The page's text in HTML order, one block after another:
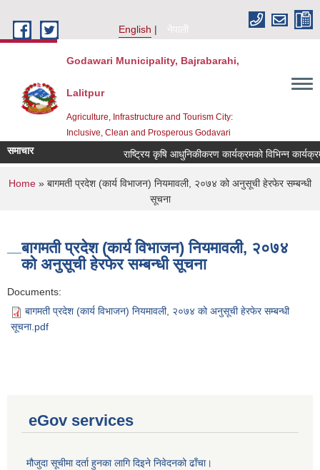
English
नेपाली
Godawari Municipality, Bajrabarahi,
Lalitpur
Agriculture, Infrastructure and Tourism City:
Inclusive, Clean and Prosperous Godavari
समाचार
You are here
Home » बागमती प्रदेश (कार्य विभाजन) नियमावली, २०७४ को अनुसूची हेरफेर सम्बन्धी
सूचना
बागमती प्रदेश (कार्य विभाजन) नियमावली, २०७४
को अनुसूची हेरफेर सम्बन्धी सूचना
Documents:
बागमती प्रदेश (कार्य विभाजन) नियमावली, २०७४ को अनुसूची हेरफेर सम्बन्धी
सूचना.pdf
eGov services
मौजुदा सूचीमा दर्ता हुनका लागि दिइने निवेदनको ढाँचा।